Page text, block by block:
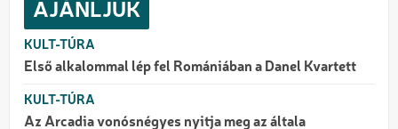
AJÁNLJUK
KULT-TÚRA
Első alkalommal lép fel Romániában a Danel Kvartett
KULT-TÚRA
Az Arcadia vonósnégyes nyitja meg az általa